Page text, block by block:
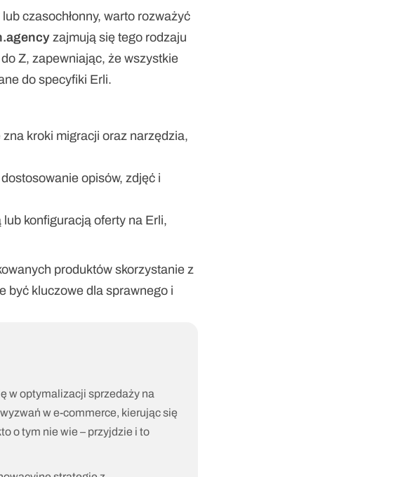
czasochłonny, warto rozważyć
zajmują się tego rodzaju
Z, zapewniając, że wszystkie
do specyfiki Erli.
zna kroki migracji oraz narzędzia,
opisów, zdjęć i
konfiguracją oferty na Erli,
produktów skorzystanie z
być kluczowe dla sprawnego i
w optymalizacji sprzedaży na
w e-commerce, kierując się
o tym nie wie – przyjdzie i to